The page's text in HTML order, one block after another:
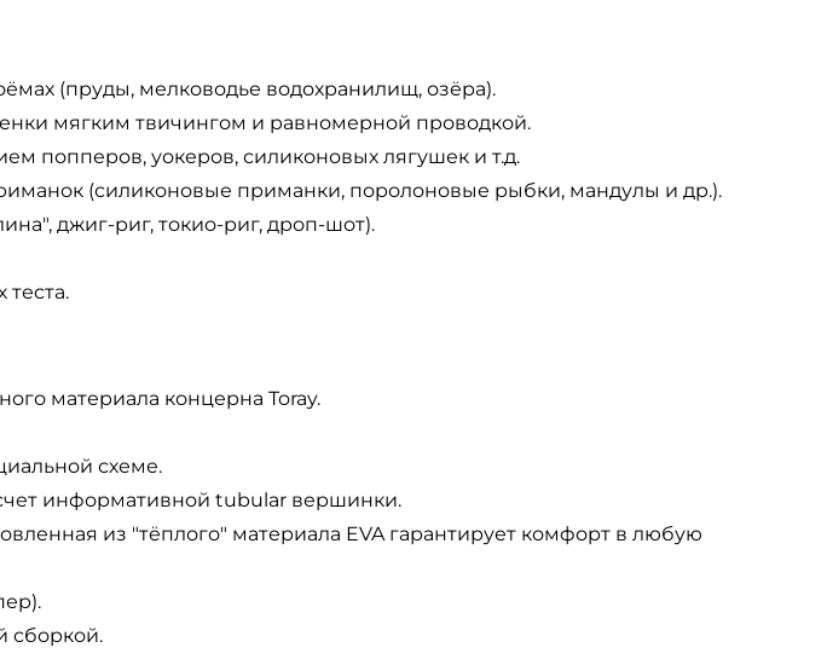
(пруды, мелководье водохранилищ, озёра).
мягким твичингом и равномерной проводкой.
попперов, уокеров, силиконовых лягушек и т.д.
(силиконовые приманки, поролоновые рыбки, мандулы и др.).
джиг-риг, токио-риг, дроп-шот).
материала концерна Toray.
схеме.
информативной tubular вершинки.
из "тёплого" материала EVA гарантирует комфорт в любую
сборкой.